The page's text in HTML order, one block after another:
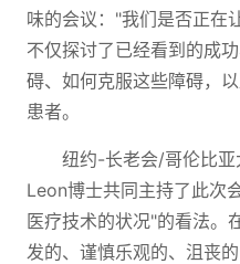
味的会议："我们是否正在
不仅探讨了已经看到的成
碍、如何克服这些障碍，
患者。
纽约-长老会/哥伦比
Leon博士共同主持了此次
医疗技术的状况"的看法
发的、谨慎乐观的、沮丧